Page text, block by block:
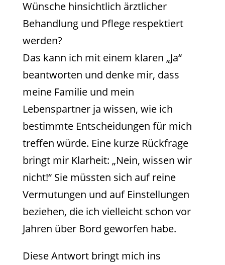
Wünsche hinsichtlich ärztlicher
Behandlung und Pflege respektiert
werden?
Das kann ich mit einem klaren „Ja“
beantworten und denke mir, dass
meine Familie und mein
Lebenspartner ja wissen, wie ich
bestimmte Entscheidungen für mich
treffen würde. Eine kurze Rückfrage
bringt mir Klarheit: „Nein, wissen wir
nicht!“ Sie müssten sich auf reine
Vermutungen und auf Einstellungen
beziehen, die ich vielleicht schon vor
Jahren über Bord geworfen habe.
Diese Antwort bringt mich ins